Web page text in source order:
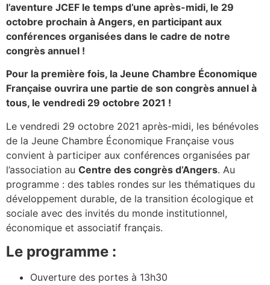
l’aventure JCEF le temps d’une après-midi, le 29
octobre prochain à Angers, en participant aux
conférences organisées dans le cadre de notre
congrès annuel !
Pour la première fois, la Jeune Chambre Économique
Française ouvrira une partie de son congrès annuel à
tous, le vendredi 29 octobre 2021 !
Le vendredi 29 octobre 2021 après-midi, les bénévoles
de la Jeune Chambre Économique Française vous
convient à participer aux conférences organisées par
l’association au Centre des congrès d’Angers. Au
programme : des tables rondes sur les thématiques du
développement durable, de la transition écologique et
sociale avec des invités du monde institutionnel,
économique et associatif français.
Le programme :
Ouverture des portes à 13h30